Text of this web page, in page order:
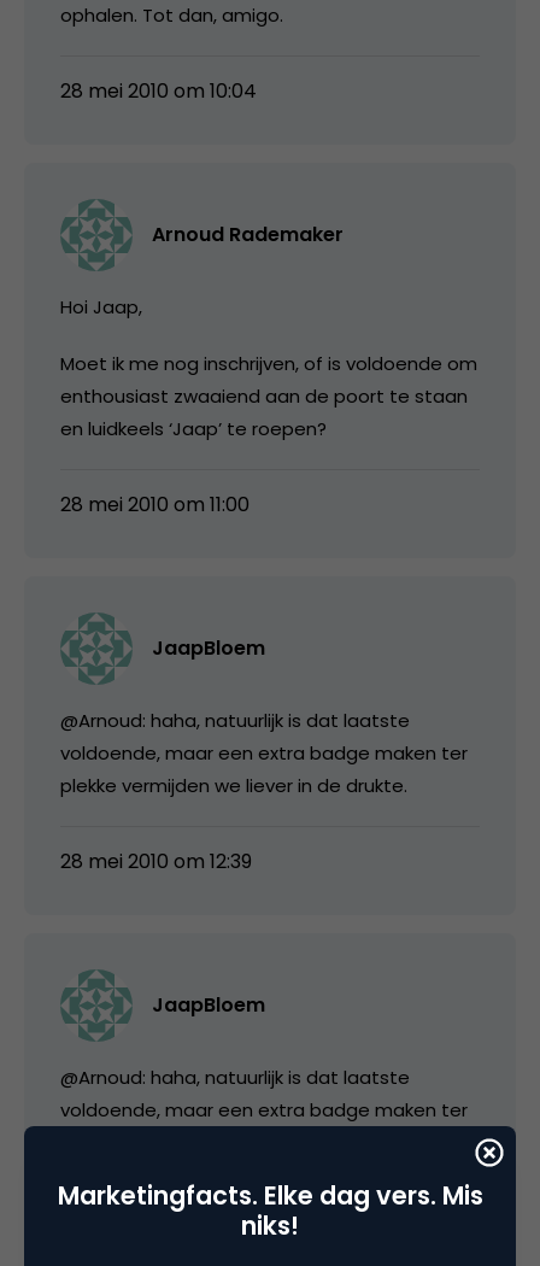
ophalen. Tot dan, amigo.
28 mei 2010 om 10:04
Arnoud Rademaker
Hoi Jaap,
Moet ik me nog inschrijven, of is voldoende om
enthousiast zwaaiend aan de poort te staan
en luidkeels ‘Jaap’ te roepen?
28 mei 2010 om 11:00
JaapBloem
@Arnoud: haha, natuurlijk is dat laatste
voldoende, maar een extra badge maken ter
plekke vermijden we liever in de drukte.
28 mei 2010 om 12:39
JaapBloem
@Arnoud: haha, natuurlijk is dat laatste
voldoende, maar een extra badge maken ter
28 mei 2010 om 12:39
Marketingfacts. Elke dag vers. Mis
niks!